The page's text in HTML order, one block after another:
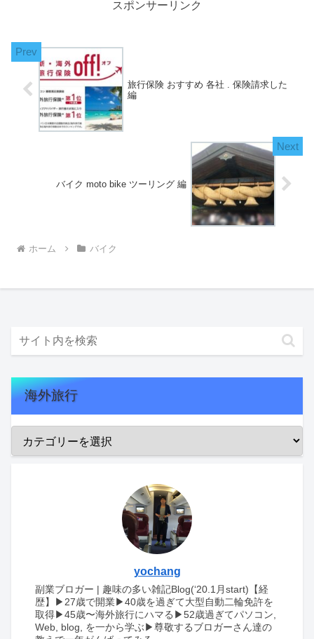
スポンサーリンク
旅行保険 おすすめ 各社 . 保険請求した
編
バイク moto bike ツーリング 編
ホーム バイク
海外旅行
yochang
副業ブロガー | 趣味の多い雑記Blog(‘20.1月start)【経
歴】▶︎27歳で開業▶︎40歳を過ぎて大型自動二輪免許を
取得▶︎45歳〜海外旅行にハマる▶︎52歳過ぎてパソコン,
Web, blog, を一から学ぶ▶︎尊敬するブロガーさん達の